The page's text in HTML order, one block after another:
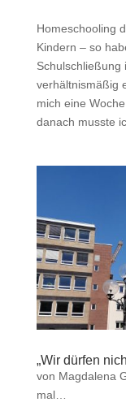
Homeschooling
Kindern – so
Schulschließung
verhältnismäßig
mich eine
danach musste
„Wir dürfen
von Magdalena
mal…